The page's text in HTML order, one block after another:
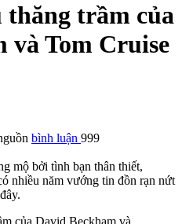
trầm của
và Tom Cruise
bình luận 999
mộ bởi tình bạn thân thiết,
nhiều năm vướng tin đồn rạn nứt